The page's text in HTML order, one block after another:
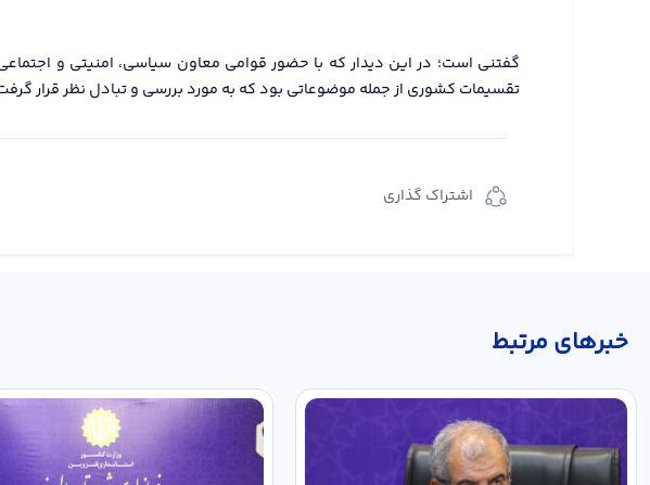
گفتنی است؛ در این دیدار که با حضور قوامی معاون سیاسی، امنیتی و
تقسیمات کشوری از جمله موضوعاتی بود که به مورد بررسی و تبادل نظر قرار
اشتراک گذاری
خبر‌های مرتبط